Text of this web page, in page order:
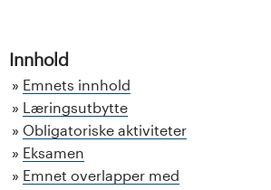
Innhold
Emnets innhold
Læringsutbytte
Obligatoriske aktiviteter
Eksamen
Emnet overlapper med